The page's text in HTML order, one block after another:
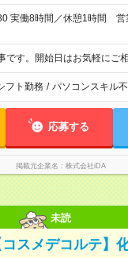
シフ
です。開始日はお気軽にご
フト勤務 / パソコンスキル
応募する
掲載元企業名 株式会社iDA
未読
コスメデコルテ